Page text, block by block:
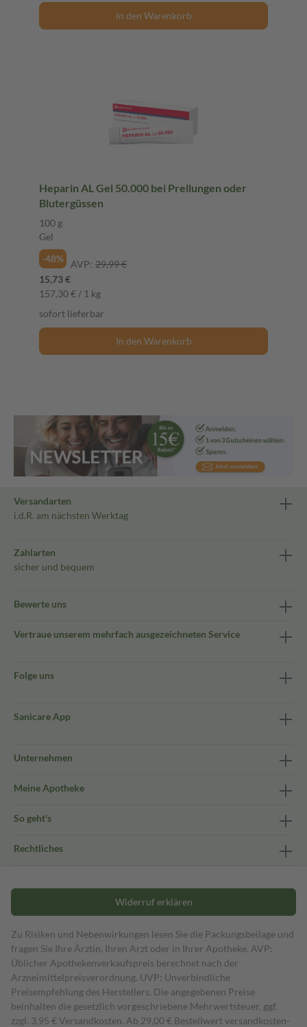
In den Warenkorb
Heparin AL Gel 50.000 bei Prellungen oder
Blutergüssen
100 g
Gel
-48%
AVP: 29,99 €
15,73 €
157,30 € / 1 kg
sofort lieferbar
In den Warenkorb
Versandarten
i.d.R. am nächsten Werktag
Zahlarten
sicher und bequem
Bewerte uns
Vertraue unserem mehrfach ausgezeichneten Service
Folge uns
Sanicare App
Unternehmen
Meine Apotheke
So geht's
Rechtliches
Widerruf erklären
Zu Risiken und Nebenwirkungen lesen Sie die Packungsbeilage und
fragen Sie Ihre Ärztin, Ihren Arzt oder in Ihrer Apotheke. AVP:
Üblicher Apothekenverkaufspreis berechnet nach der
Arzneimittelpreisverordnung. UVP: Unverbindliche
Preisempfehlung des Herstellers. Die angegebenen Preise
beinhalten die gesetzlich vorgeschriebene Mehrwertsteuer, ggf.
zzgl. 3,95 € Versandkosten. Ab 29,00 € Bestell­wert versand­kosten­